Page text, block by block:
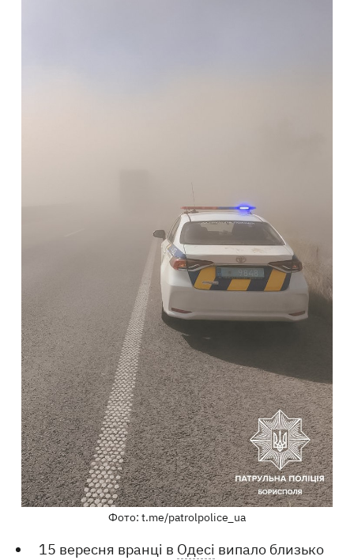
Фото: t.me/patrolpolice_ua
15 вересня вранці в Одесі випало близько